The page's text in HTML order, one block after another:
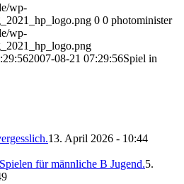
wp-
0 0 photominister
wp-
2007-08-21 07:29:56Spiel in
13. April 2026 - 10:44
für männliche B Jugend.5.